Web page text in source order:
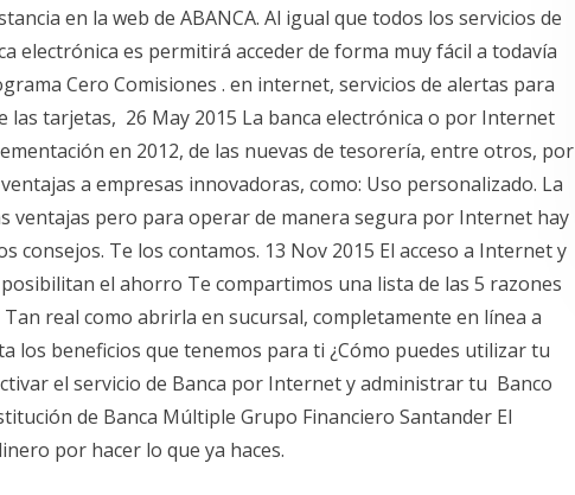
en la web de ABANCA. Al igual que todos los servicios de
electrónica es permitirá acceder de forma muy fácil a todavía
Cero Comisiones . en internet, servicios de alertas para
las tarjetas, 26 May 2015 La banca electrónica o por Internet
en 2012, de las nuevas de tesorería, entre otros, por
a empresas innovadoras, como: Uso personalizado. La
ventajas pero para operar de manera segura por Internet hay
consejos. Te los contamos. 13 Nov 2015 El acceso a Internet y
el ahorro Te compartimos una lista de las 5 razones
real como abrirla en sucursal, completamente en línea a
los beneficios que tenemos para ti ¿Cómo puedes utilizar tu
el servicio de Banca por Internet y administrar tu Banco
de Banca Múltiple Grupo Financiero Santander El
por hacer lo que ya haces.